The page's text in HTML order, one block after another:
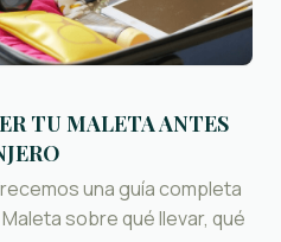
TU MALETA ANTES
una guía completa
sobre qué llevar, qué